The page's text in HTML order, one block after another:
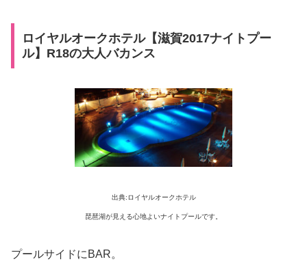
ロイヤルオークホテル【滋賀2017ナイトプー
ル】R18の大人バカンス
出典:ロイヤルオークホテル
琵琶湖が見える心地よいナイトプールです。
プールサイドにBAR。